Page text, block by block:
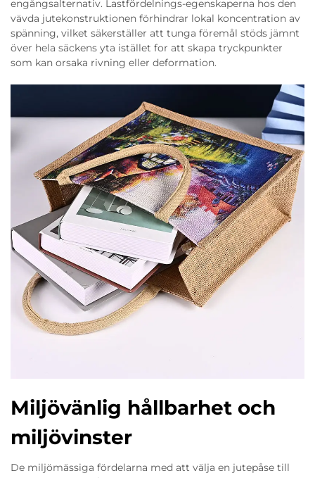
engångsalternativ. Lastfördelnings-egenskaperna hos den
vävda jutekonstruktionen förhindrar lokal koncentration av
spänning, vilket säkerställer att tunga föremål stöds jämnt
över hela säckens yta istället for att skapa tryckpunkter
som kan orsaka rivning eller deformation.
Miljövänlig hållbarhet och
miljövinster
De miljömässiga fördelarna med att välja en jutepåse till